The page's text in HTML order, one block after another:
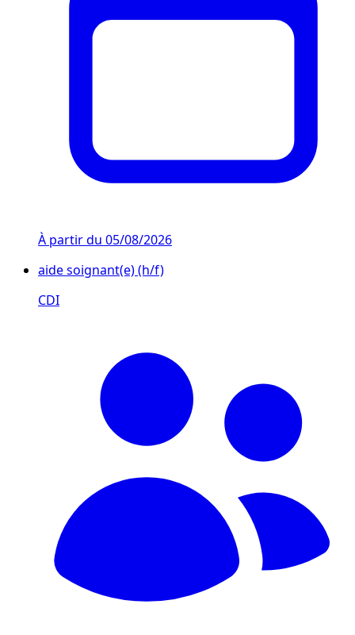
À partir du 05/08/2026
aide soignant(e) (h/f)
CDI